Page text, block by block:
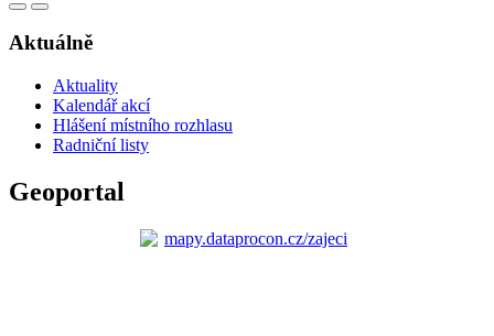
Aktuálně
Aktuality
Kalendář akcí
Hlášení místního rozhlasu
Radniční listy
Geoportal